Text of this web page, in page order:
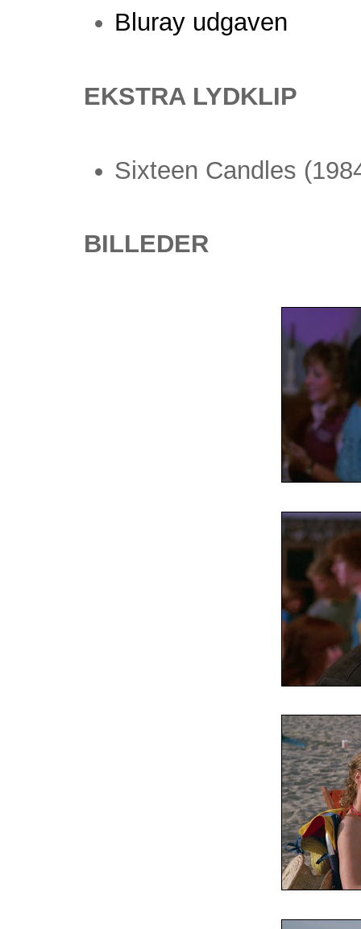
Bluray udgaven
EKSTRA LYDKLIP
Sixteen Candles
BILLEDER